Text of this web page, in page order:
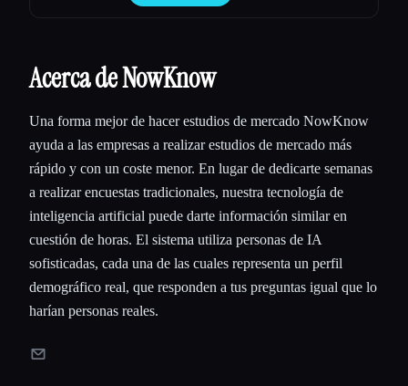
Acerca de NowKnow
Una forma mejor de hacer estudios de mercado NowKnow
ayuda a las empresas a realizar estudios de mercado más
rápido y con un coste menor. En lugar de dedicarte semanas
a realizar encuestas tradicionales, nuestra tecnología de
inteligencia artificial puede darte información similar en
cuestión de horas. El sistema utiliza personas de IA
sofisticadas, cada una de las cuales representa un perfil
demográfico real, que responden a tus preguntas igual que lo
harían personas reales.